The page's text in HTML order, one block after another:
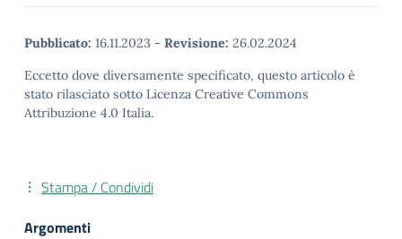
Pubblicato: 16.11.2023 - Revisione: 26.02.2024
Eccetto dove diversamente specificato, questo articolo è
stato rilasciato sotto Licenza Creative Commons
Attribuzione 4.0 Italia.
Stampa / Condividi
Argomenti